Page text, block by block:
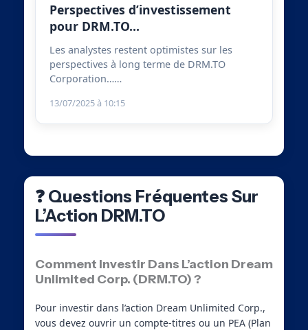
Perspectives d’investissement
pour DRM.TO…
Les analystes restent optimistes sur les
perspectives à long terme de DRM.TO
Corporation……
13/07/2025 à 10:15
❓ Questions Fréquentes Sur
L’Action DRM.TO
Comment Investir Dans L’action Dream
Unlimited Corp. (DRM.TO) ?
Pour investir dans l’action Dream Unlimited Corp.,
vous devez ouvrir un compte-titres ou un PEA (Plan